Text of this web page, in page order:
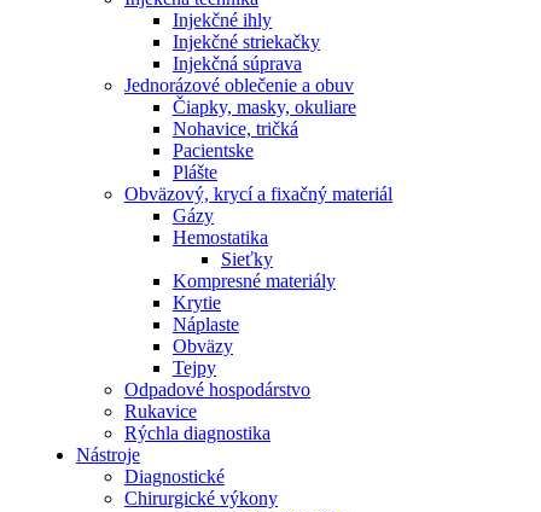
Injekčné ihly
Injekčné striekačky
Injekčná súprava
Jednorázové oblečenie a obuv
Čiapky, masky, okuliare
Nohavice, tričká
Pacientske
Plášte
Obväzový, krycí a fixačný materiál
Gázy
Hemostatika
Sieťky
Kompresné materiály
Krytie
Náplaste
Obväzy
Tejpy
Odpadové hospodárstvo
Rukavice
Rýchla diagnostika
Nástroje
Diagnostické
Chirurgické výkony